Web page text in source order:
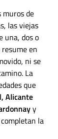
muros de
las viejas
una, dos o
en
ni se
La
que
Alicante
y
la